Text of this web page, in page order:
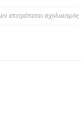
επιτρέπεται σχολιασμός